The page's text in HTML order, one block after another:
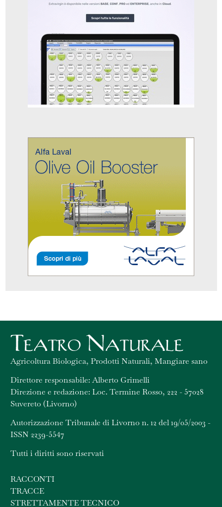
Agricoltura Biologica, Prodotti Naturali, Mangiare sano
Direttore responsabile: Alberto Grimelli
Direzione e redazione: Loc. Termine Rosso, 222 - 57028
Suvereto (Livorno)
Autorizzazione Tribunale di Livorno n. 12 del 19/05/2003 -
ISSN 2239-5547
Tutti i diritti sono riservati
RACCONTI
TRACCE
STRETTAMENTE TECNICO